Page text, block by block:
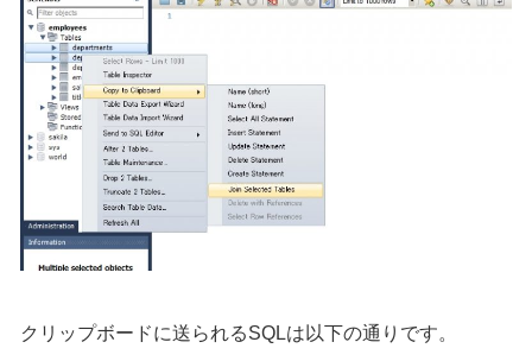
クリップボードに送られるSQLは以下の通りです。